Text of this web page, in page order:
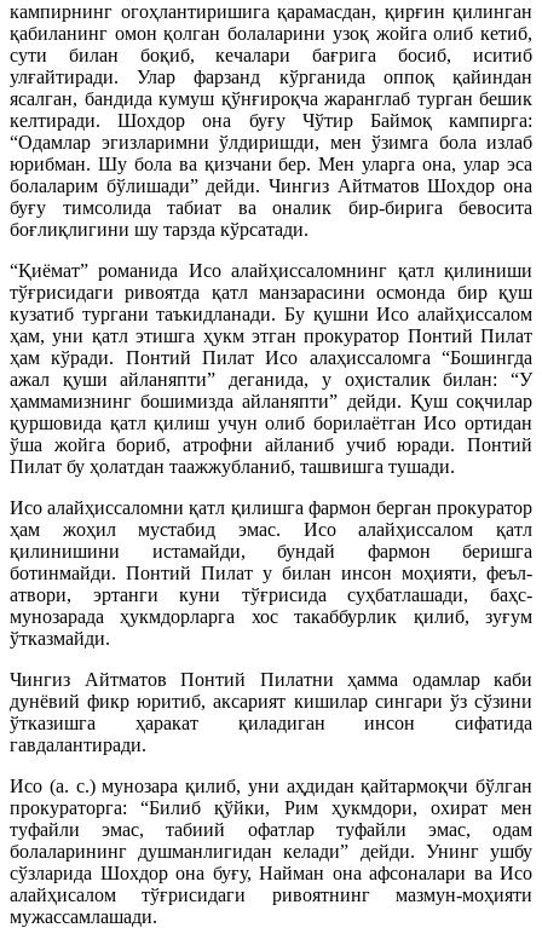
кампирнинг огоҳлантиришига қарамасдан, қирғин қилинган
қабиланинг омон қолган болаларини узоқ жойга олиб кетиб,
сути билан боқиб, кечалари бағрига босиб, иситиб
улғайтиради. Улар фарзанд кўрганида оппоқ қайиндан
ясалган, бандида кумуш қўнғироқча жаранглаб турган бешик
келтиради. Шохдор она буғу Чўтир Баймоқ кампирга:
“Одамлар эгизларимни ўлдиришди, мен ўзимга бола излаб
юрибман. Шу бола ва қизчани бер. Мен уларга она, улар эса
болаларим бўлишади” дейди. Чингиз Айтматов Шохдор она
буғу тимсолида табиат ва оналик бир-бирига бевосита
боғлиқлигини шу тарзда кўрсатади.
“Қиёмат” романида Исо алайҳиссаломнинг қатл қилиниши
тўғрисидаги ривоятда қатл манзарасини осмонда бир қуш
кузатиб тургани таъкидланади. Бу қушни Исо алайҳиссалом
ҳам, уни қатл этишга ҳукм этган прокуратор Понтий Пилат
ҳам кўради. Понтий Пилат Исо алаҳиссаломга “Бошингда
ажал қуши айланяпти” деганида, у оҳисталик билан: “У
ҳаммамизнинг бошимизда айланяпти” дейди. Қуш соқчилар
қуршовида қатл қилиш учун олиб борилаётган Исо ортидан
ўша жойга бориб, атрофни айланиб учиб юради. Понтий
Пилат бу ҳолатдан таажжубланиб, ташвишга тушади.
Исо алайҳиссаломни қатл қилишга фармон берган прокуратор
ҳам жоҳил мустабид эмас. Исо алайҳиссалом қатл
қилинишини истамайди, бундай фармон беришга
ботинмайди. Понтий Пилат у билан инсон моҳияти, феъл-
атвори, эртанги куни тўғрисида суҳбатлашади, баҳс-
мунозарада ҳукмдорларга хос такаббурлик қилиб, зуғум
ўтказмайди.
Чингиз Айтматов Понтий Пилатни ҳамма одамлар каби
дунёвий фикр юритиб, аксарият кишилар сингари ўз сўзини
ўтказишга ҳаракат қиладиган инсон сифатида
гавдалантиради.
Исо (а. с.) мунозара қилиб, уни аҳдидан қайтармоқчи бўлган
прокураторга: “Билиб қўйки, Рим ҳукмдори, охират мен
туфайли эмас, табиий офатлар туфайли эмас, одам
болаларининг душманлигидан келади” дейди. Унинг ушбу
сўзларида Шохдор она буғу, Найман она афсоналари ва Исо
алайҳисалом тўғрисидаги ривоятнинг мазмун-моҳияти
мужассамлашади.